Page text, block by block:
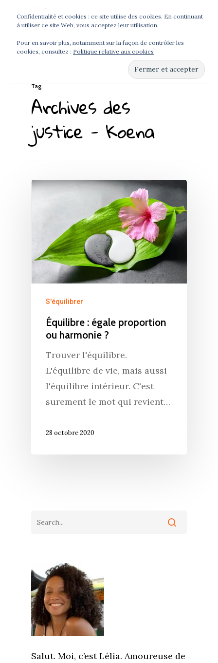
Hit enter to search or ESC to close
Tag
Archives des
justice - Koena
S'équilibrer
Équilibre : égale proportion
ou harmonie ?
Trouver l'équilibre.
L'équilibre de vie, mais aussi
l'équilibre intérieur. C'est
surement le mot qui revient…
28 octobre 2020
Salut. Moi, c’est Lélia. Amoureuse de
Confidentialité et cookies : ce site utilise des cookies. En continuant
à utiliser ce site Web, vous acceptez leur utilisation.
Pour en savoir plus, notamment sur la façon de contrôler les
cookies, consultez : Politique relative aux cookies